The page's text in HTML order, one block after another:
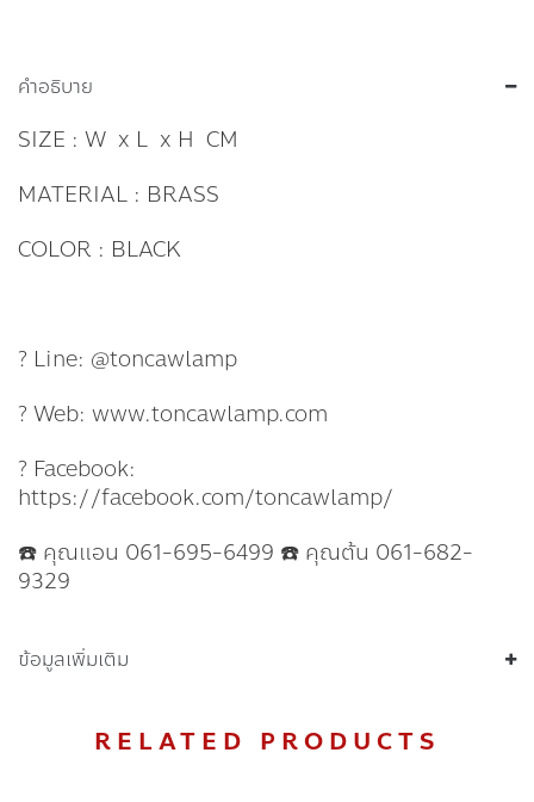
คำอธิบาย
SIZE : W x L x H CM
MATERIAL : BRASS
COLOR : BLACK
? Line: @toncawlamp
? Web: www.toncawlamp.com
? Facebook:
https://facebook.com/toncawlamp/
☎️ คุณแอน 061-695-6499 ☎️ คุณต้น 061-682-
9329
ข้อมูลเพิ่มเติม
RELATED PRODUCTS